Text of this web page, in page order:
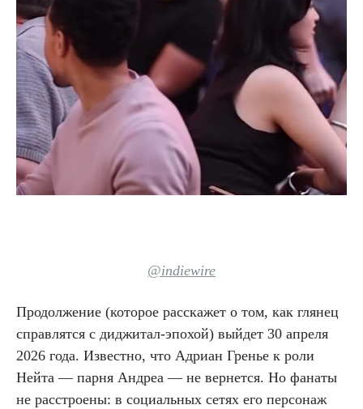
@indiewire
Продолжение (которое расскажет о том, как глянец
справлятся с диджитал-эпохой) выйдет 30 апреля
2026 года. Известно, что Адриан Гренье к роли
Нейта — парня Андреа — не вернется. Но фанаты
не расстроены: в социальных сетях его персонаж